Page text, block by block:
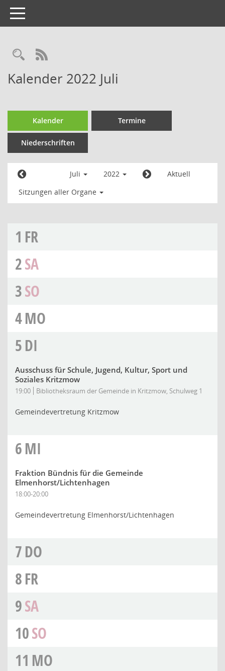
Toggle
navigation
Kalender 2022 Juli
Kalender Termine
Niederschriften
Juli 2022
Aktuell
Sitzungen aller Organe
1 FR
2SA
3SO
4MO
5DI
Ausschuss für Schule, Jugend, Kultur, Sport und
Soziales Kritzmow
19:00 Bibliotheksraum der Gemeinde in Kritzmow, Schulweg 1
Gemeindevertretung Kritzmow
6MI
Fraktion Bündnis für die Gemeinde
Elmenhorst/Lichtenhagen
18:00-20:00
Gemeindevertretung Elmenhorst/Lichtenhagen
7DO
8FR
9SA
10SO
11 MO